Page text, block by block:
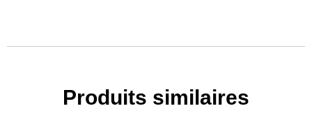
Produits similaires